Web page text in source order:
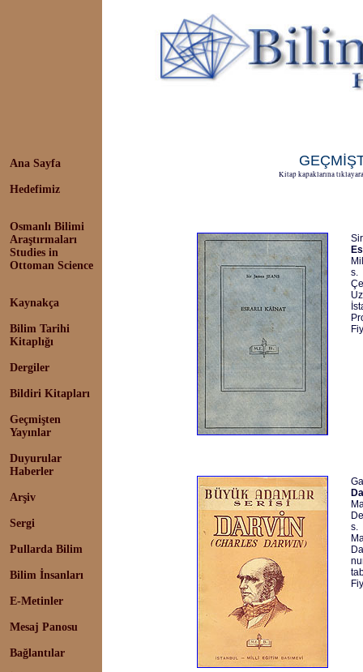
Ana Sayfa
Hedefimiz
Osmanlı Bilimi
Araştırmaları
Studies in
Ottoman Science
Kaynakça
Bilim Tarihi
Kitaplığı
Dergiler
Bildiri Kitapları
Geçmişten
Yayınlar
Duyurular
Haberler
Arşiv
Sergi
Pullarda Bilim
Bilim İnsanları
E-Metinler
Mesaj Panosu
Bağlantılar
Kitap kapaklarına
s.
s.